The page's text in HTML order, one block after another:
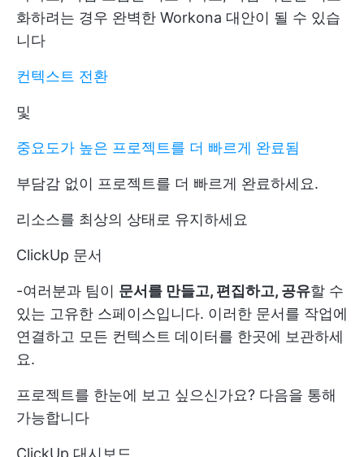
화하려는 경우 완벽한 Workona 대안이 될 수 있습
니다
컨텍스트 전환
및
중요도가 높은 프로젝트를 더 빠르게 완료됨
부담감 없이 프로젝트를 더 빠르게 완료하세요.
리소스를 최상의 상태로 유지하세요
ClickUp 문서
-여러분과 팀이 문서를 만들고, 편집하고, 공유할 수
있는 고유한 스페이스입니다. 이러한 문서를 작업에
연결하고 모든 컨텍스트 데이터를 한곳에 보관하세
요.
프로젝트를 한눈에 보고 싶으신가요? 다음을 통해
가능합니다